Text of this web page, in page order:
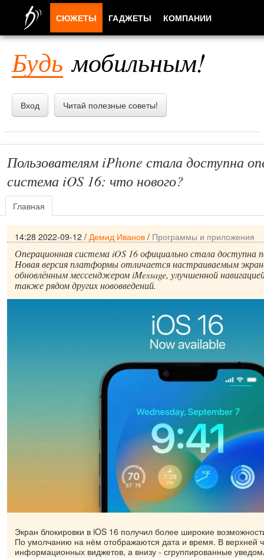
Будь мобильным!
Вход Читай полезные советы!
Пользователям iPhone стала доступна
система iOS 16: что нового?
Главная
14:28 2022-09-12 / Демид Иванов / Программы и приложения
Операционная система iOS 16 официально стала доступна
Новая версия платформы отличается настраиваемым
обновлённым мессенджером iMessage, улучшенной
также рядом других нововведений.
Экран блокировки в iOS 16 получил более широкие
По умолчанию на нём отображаются дата и время. В верхней
информационных виджетов, а внизу - сгруппированные
СЮЖЕТЫ ГАДЖЕТЫ КОМПАНИИ
ПРИЛОЖЕНИЯ